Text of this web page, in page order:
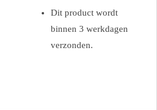
Dit product wordt
binnen 3 werkdagen
verzonden.